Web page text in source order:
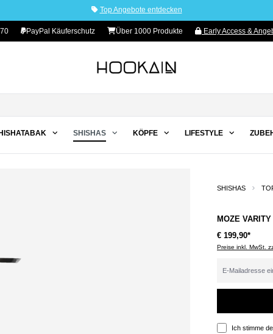
Top Angebote entdecken
PayPal Käuferschutz Über 1000 Produkte Early Access &
SHISHAS KÖPFE LIFESTYLE
SHISHAS
MOZE
€ 199,90*
Preise inkl. MwSt.
Ich stimme